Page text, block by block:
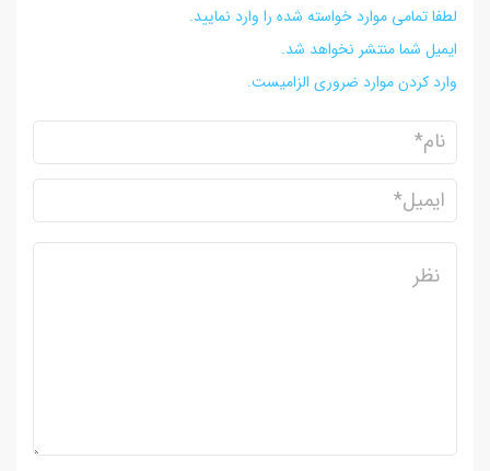
لطفا تمامی موارد خواسته شده را وارد نمایید.
ایمیل شما منتشر نخواهد شد.
وارد کردن موارد ضروری الزامیست.